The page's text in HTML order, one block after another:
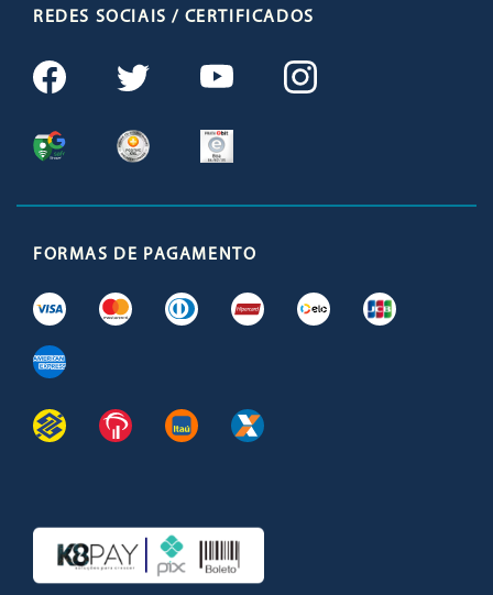
REDES SOCIAIS / CERTIFICADOS
FORMAS DE PAGAMENTO